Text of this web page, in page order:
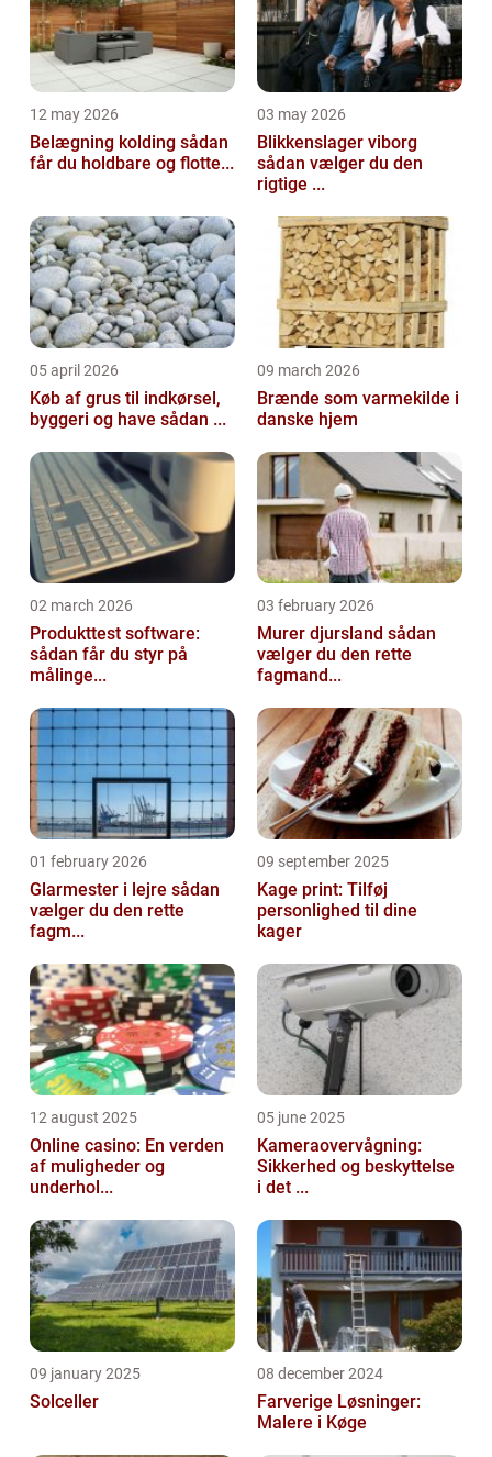
12 may 2026
Belægning kolding sådan
får du holdbare og flotte...
03 may 2026
Blikkenslager viborg
sådan vælger du den
rigtige ...
05 april 2026
Køb af grus til indkørsel,
byggeri og have sådan ...
09 march 2026
Brænde som varmekilde i
danske hjem
02 march 2026
Produkttest software:
sådan får du styr på
målinge...
03 february 2026
Murer djursland sådan
vælger du den rette
fagmand...
01 february 2026
Glarmester i lejre sådan
vælger du den rette
fagm...
09 september 2025
Kage print: Tilføj
personlighed til dine
kager
12 august 2025
Online casino: En verden
af muligheder og
underhol...
05 june 2025
Kameraovervågning:
Sikkerhed og beskyttelse
i det ...
09 january 2025
Solceller
08 december 2024
Farverige Løsninger:
Malere i Køge